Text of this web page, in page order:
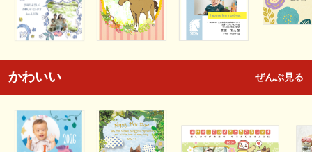
かわいい ぜんぶ見る